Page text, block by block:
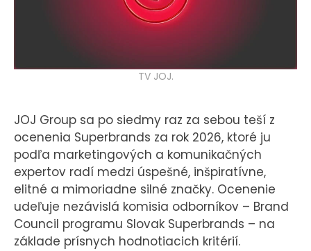
TV JOJ.
JOJ Group sa po siedmy raz za sebou teší z
ocenenia Superbrands za rok 2026, ktoré ju
podľa marketingových a komunikačných
expertov radí medzi úspešné, inšpiratívne,
elitné a mimoriadne silné značky. Ocenenie
udeľuje nezávislá komisia odborníkov – Brand
Council programu Slovak Superbrands – na
základe prísnych hodnotiacich kritérií.